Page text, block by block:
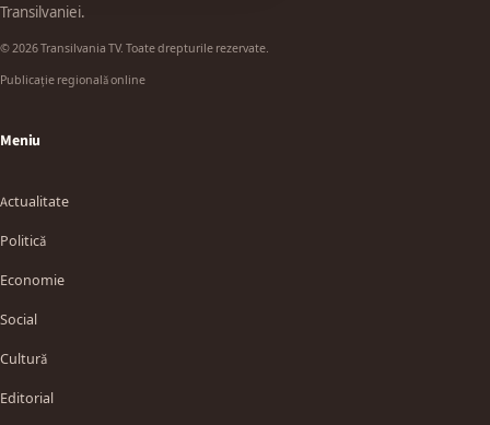
Transilvaniei.
© 2026 Transilvania TV. Toate drepturile rezervate.
Publicație regională online
Meniu
Actualitate
Politică
Economie
Social
Cultură
Editorial